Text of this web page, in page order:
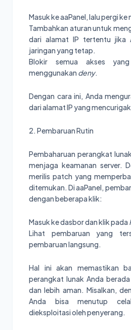
Masuk ke aaPanel, lalu pergi ke
Tambahkan aturan untuk
dari alamat IP tertentu jika
jaringan yang tetap.
Blokir semua akses
menggunakan deny.
Dengan cara ini, Anda
dari alamat IP yang
2. Pembaruan Rutin
Pembaharuan perangkat
menjaga keamanan server.
merilis patch yang
ditemukan. Di aaPanel,
dengan beberapa klik:
Masuk ke dasbor dan klik pada
Lihat pembaruan yang
pembaruan langsung.
Hal ini akan memastikan
perangkat lunak Anda
dan lebih aman. Misalkan,
Anda bisa menutup
dieksploitasi oleh penyerang.